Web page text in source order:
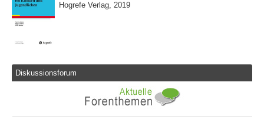
Hogrefe Verlag, 2019
Diskussionsforum